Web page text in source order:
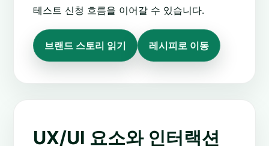
테스트 신청 흐름을 이어갈 수 있습니다.
브랜드 스토리 읽기 레시피로 이동
UX/UI 요소와 인터랙션